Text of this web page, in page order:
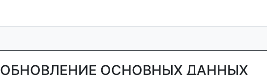
ОБНОВЛЕНИЕ ОСНОВНЫХ ДАННЫХ